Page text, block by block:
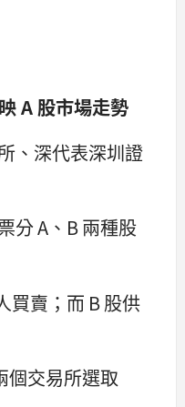
A 股市場走勢
、深代表深圳證
分 A、B 兩種股
買賣；而 B 股供
個交易所選取